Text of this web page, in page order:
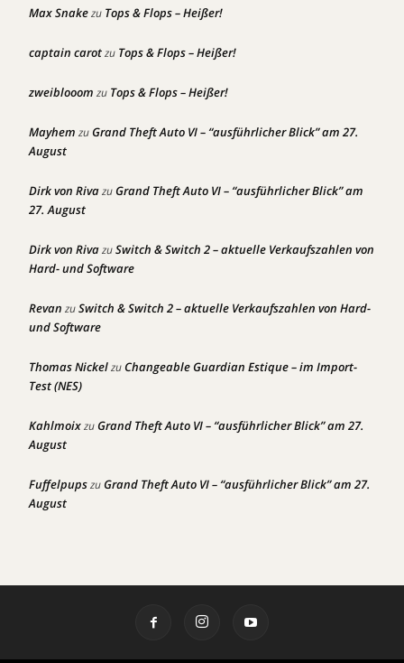
Max Snakezu Tops & Flops – Heißer!
captain carotzu Tops & Flops – Heißer!
zweiblooom zu Tops & Flops – Heißer!
Mayhem zuGrand Theft Auto VI – “ausführlicher Blick” am 27.
August
Dirk von RivazuGrand Theft Auto VI – “ausführlicher Blick” am
27. August
Dirk von RivazuSwitch & Switch 2 – aktuelle Verkaufszahlen von
Hard- und Software
Revan zuSwitch & Switch 2 – aktuelle Verkaufszahlen von Hard-
und Software
Thomas NickelzuChangeable Guardian Estique – im Import-
Test (NES)
KahlmoixzuGrand Theft Auto VI – “ausführlicher Blick” am 27.
August
FuffelpupszuGrand Theft Auto VI – “ausführlicher Blick” am 27.
August